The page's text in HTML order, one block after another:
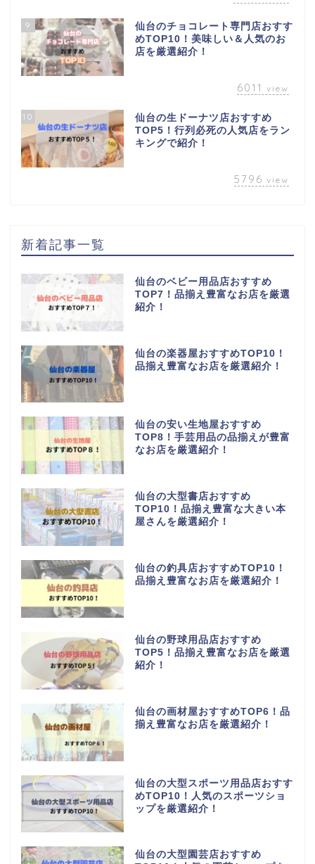
9
仙台のチョコレート専門店おすす
めTOP10！美味しい＆人気のお
店を厳選紹介！
6011 view
10
仙台の生ドーナツ店おすすめ
TOP5！行列必死の人気店をラン
キングで紹介！
5796 view
新着記事一覧
仙台のベビー用品店おすすめ
TOP7！品揃え豊富なお店を厳選
紹介！
仙台の楽器屋おすすめTOP10！
品揃え豊富なお店を厳選紹介！
仙台の安い生地屋おすすめ
TOP8！手芸用品の品揃えが豊富
なお店を厳選紹介！
仙台の大型書店おすすめ
TOP10！品揃え豊富な大きい本
屋さんを厳選紹介！
仙台の釣具店おすすめTOP10！
品揃え豊富なお店を厳選紹介！
仙台の野球用品店おすすめ
TOP5！品揃え豊富なお店を厳選
紹介！
仙台の画材屋おすすめTOP6！品
揃え豊富なお店を厳選紹介！
仙台の大型スポーツ用品店おすす
めTOP10！人気のスポーツショ
ップを厳選紹介！
仙台の大型園芸店おすすめ